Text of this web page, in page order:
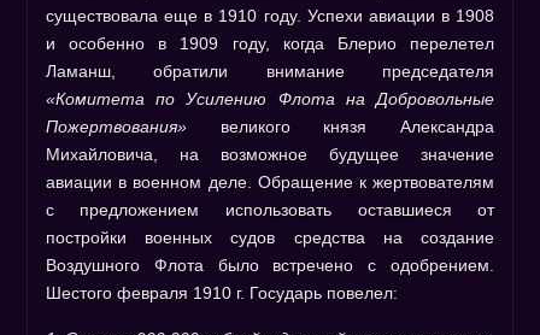
существовала еще в 1910 году. Успехи авиации в 1908
и особенно в 1909 году, когда Блерио перелетел
Ламанш, обратили внимание председателя
«Комитета по Усилению Флота на Добровольные
Пожертвования» великого князя Александра
Михайловича, на возможное будущее значение
авиации в военном деле. Обращение к жертвователям
с предложением использовать оставшиеся от
постройки военных судов средства на создание
Воздушного Флота было встречено с одобрением.
Шестого февраля 1910 г. Государь повелел: